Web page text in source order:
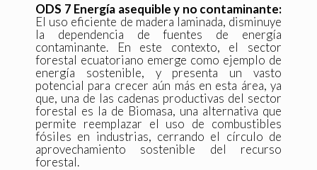
ODS 7 Energía asequible y no contaminante:
El uso eficiente de madera laminada, disminuye
la dependencia de fuentes de energía
contaminante. En este contexto, el sector
forestal ecuatoriano emerge como ejemplo de
energía sostenible, y presenta un vasto
potencial para crecer aún más en esta área, ya
que, una de las cadenas productivas del sector
forestal es la de Biomasa, una alternativa que
permite reemplazar el uso de combustibles
fósiles en industrias, cerrando el círculo de
aprovechamiento sostenible del recurso
forestal.